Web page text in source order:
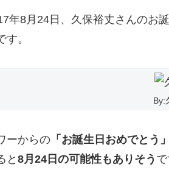
年8月24日、久保裕丈さんのお
す。
By:
ーからの 「お誕生日おめでとう」
と 8月24日の可能性もありそう